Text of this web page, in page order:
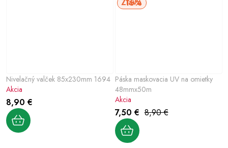
Nivelačný valček 85x230mm 1694
8,90 €
Akcia
Páska maskovacia UV na omietky
48mmx50m
15%
7,50 € 8,90 €
Akcia